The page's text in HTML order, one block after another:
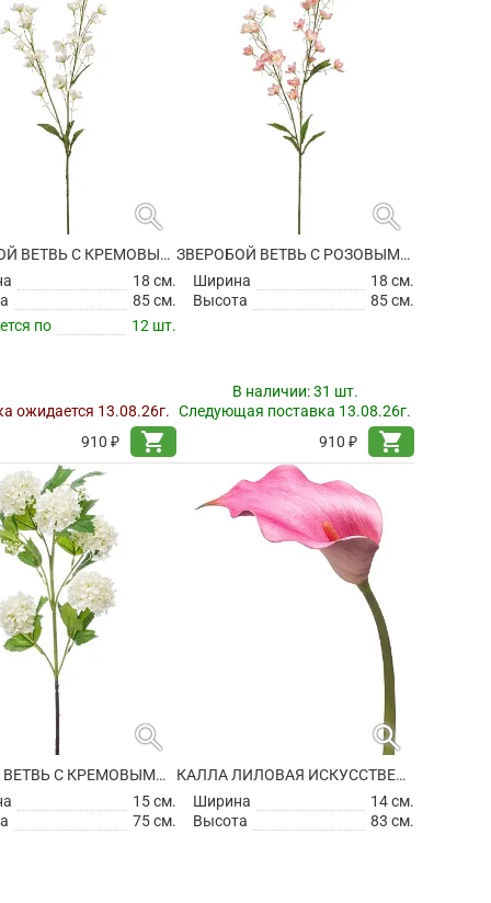
search
ЗВЕРОБОЙ ВЕТВЬ С КРЕМОВЫМИ ЦВЕТАМИ ИСКУССТВЕННЫЙ
18 см.
85 см.
по
12 шт.
ожидается 13.08.26г.
910 ₽
shopping_cart
search
ЗВЕРОБОЙ ВЕТВЬ С РОЗОВЫМИ ЦВЕТАМИ ИСКУССТВЕННЫЙ
Ширина
18 см.
Высота
85 см.
В наличии:31 шт.
Следующая поставка 13.08.26г.
910 ₽
shopping_cart
search
КАЛИНА ВЕТВЬ С КРЕМОВЫМИ ЦВЕТАМИ ИСКУССТВЕННАЯ
15 см.
75 см.
search
КАЛЛА ЛИЛОВАЯ ИСКУССТВЕННАЯ
Ширина
14 см.
Высота
83 см.